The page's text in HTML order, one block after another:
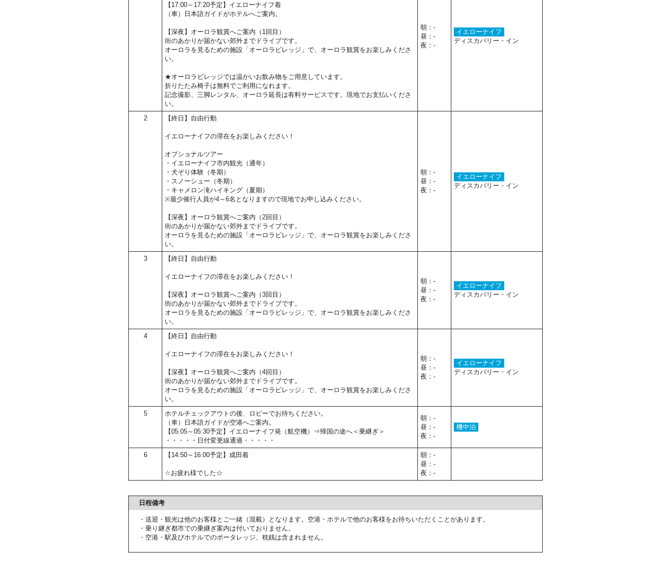
【17:00～17:20予定】イエローナイフ着
（車）日本語ガイドがホテルへご案内。
【深夜】オーロラ観賞へご案内（1回目）
街のあかりが届かない郊外までドライブです。
オーロラを見るための施設「オーロラビレッジ」で、オーロラ観賞をお楽しみくださ
い。
★オーロラビレッジでは温かいお飲み物をご用意しています。
折りたたみ椅子は無料でご利用になれます。
記念撮影、三脚レンタル、オーロラ延長は有料サービスです。現地でお支払いくださ
い。
朝：-
昼：-
夜：-
イエローナイフ
ディスカバリー・イン
2 【終日】自由行動
イエローナイフの滞在をお楽しみください！
オプショナルツアー
・イエローナイフ市内観光（通年）
・犬ぞり体験（冬期）
・スノーシュー（冬期）
・キャメロン滝ハイキング（夏期）
※最少催行人員が4～6名となりますので現地でお申し込みください。
【深夜】オーロラ観賞へご案内（2回目）
街のあかりが届かない郊外までドライブです。
オーロラを見るための施設「オーロラビレッジ」で、オーロラ観賞をお楽しみくださ
い。
朝：-
昼：-
夜：-
イエローナイフ
ディスカバリー・イン
3 【終日】自由行動
イエローナイフの滞在をお楽しみください！
【深夜】オーロラ観賞へご案内（3回目）
街のあかりが届かない郊外までドライブです。
オーロラを見るための施設「オーロラビレッジ」で、オーロラ観賞をお楽しみくださ
い。
朝：-
昼：-
夜：-
イエローナイフ
ディスカバリー・イン
4 【終日】自由行動
イエローナイフの滞在をお楽しみください！
【深夜】オーロラ観賞へご案内（4回目）
街のあかりが届かない郊外までドライブです。
オーロラを見るための施設「オーロラビレッジ」で、オーロラ観賞をお楽しみくださ
い。
朝：-
昼：-
夜：-
イエローナイフ
ディスカバリー・イン
5
ホテルチェックアウトの後、ロビーでお待ちください。
（車）日本語ガイドが空港へご案内。
【05:05～05:30予定】イエローナイフ発（航空機）⇒帰国の途へ＜乗継ぎ＞
・・・・・日付変更線通過・・・・・
朝：-
昼：-
夜：-
機中泊
6 【14:50～16:00予定】成田着
☆お疲れ様でした☆
朝：-
昼：-
夜：-
日程備考
・送迎・観光は他のお客様とご一緒（混載）となります。空港・ホテルで他のお客様をお待ちいただくことがあります。
・乗り継ぎ都市での乗継ぎ案内は付いておりません。
・空港・駅及びホテルでのポータレッジ、枕銭は含まれません。